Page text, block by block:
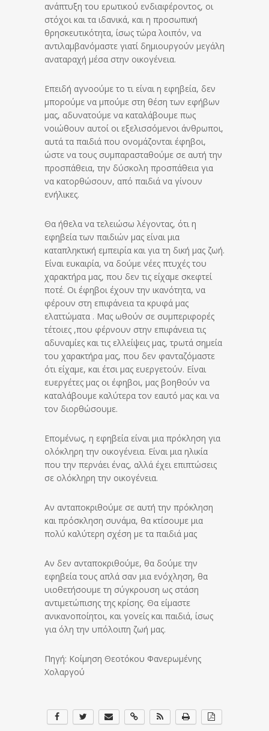
ανάπτυξη του ερωτικού ενδιαφέροντος, οι
στόχοι και τα ιδανικά, και η προσωπική
θρησκευτικότητα, ίσως τώρα λοιπόν, να
αντιλαμβανόμαστε γιατί δημιουργούν μεγάλη
αναταραχή μέσα στην οικογένεια.
Επειδή αγνοούμε το τι είναι η εφηβεία, δεν
μπορούμε να μπούμε στη θέση των εφήβων
μας, αδυνατούμε να καταλάβουμε πως
νοιώθουν αυτοί οι εξελισσόμενοι άνθρωποι,
αυτά τα παιδιά που ονομάζονται έφηβοι,
ώστε να τους συμπαρασταθούμε σε αυτή την
προσπάθεια, την δύσκολη προσπάθεια για
να κατορθώσουν, από παιδιά να γίνουν
ενήλικες.
Θα ήθελα να τελειώσω λέγοντας, ότι η
εφηβεία των παιδιών μας είναι μια
καταπληκτική εμπειρία και για τη δική μας ζωή.
Είναι ευκαιρία, να δούμε νέες πτυχές του
χαρακτήρα μας, που δεν τις είχαμε σκεφτεί
ποτέ. Οι έφηβοι έχουν την ικανότητα, να
φέρουν στη επιφάνεια τα κρυφά μας
ελαττώματα . Μας ωθούν σε συμπεριφορές
τέτοιες ,που φέρνουν στην επιφάνεια τις
αδυναμίες και τις ελλείψεις μας, τρωτά σημεία
του χαρακτήρα μας, που δεν φανταζόμαστε
ότι είχαμε, και έτσι μας ευεργετούν. Είναι
ευεργέτες μας οι έφηβοι, μας βοηθούν να
καταλάβουμε καλύτερα τον εαυτό μας και να
τον διορθώσουμε.
Επομένως, η εφηβεία είναι μια πρόκληση για
ολόκληρη την οικογένεια. Είναι μια ηλικία
που την περνάει ένας, αλλά έχει επιπτώσεις
σε ολόκληρη την οικογένεια.
Αν ανταποκριθούμε σε αυτή την πρόκληση
και πρόσκληση συνάμα, θα κτίσουμε μια
πολύ καλύτερη σχέση με τα παιδιά μας
Αν δεν ανταποκριθούμε, θα δούμε την
εφηβεία τους απλά σαν μια ενόχληση, θα
υιοθετήσουμε τη σύγκρουση ως στάση
αντιμετώπισης της κρίσης. Θα είμαστε
ανικανοποίητοι, και γονείς και παιδιά, ίσως
για όλη την υπόλοιπη ζωή μας.
Πηγή: Κοίμηση Θεοτόκου Φανερωμένης
Χολαργού